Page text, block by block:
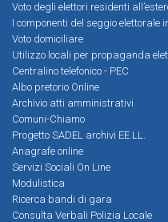
Voto degli elettori residenti
I componenti del seggio elettorale
Voto domiciliare
Utilizzo locali per propaganda
Centralino telefonico - PEC
Albo pretorio Online
Archivio atti amministrativi
Comuni-Chiamo
Progetto SADEL archivi EE.LL.
Anagrafe online
Servizi Sociali On Line
Modulistica
Ricerca bandi di gara
Consulta Verbali Polizia Locale